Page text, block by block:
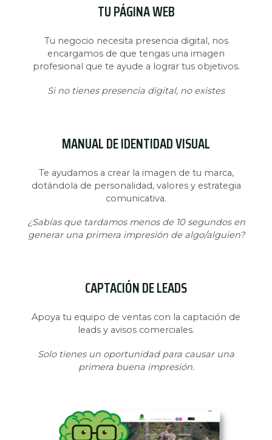
TU PÁGINA WEB
Tu negocio necesita presencia digital, nos
encargamos de que tengas una imagen
profesional que te ayude a lograr tus objetivos.
Si no tienes presencia digital, no existes
MANUAL DE IDENTIDAD VISUAL
Te ayudamos a crear la imagen de tu marca,
dotándola de personalidad, valores y estrategia
comunicativa.
¿Sabías que tardamos menos de 10 segundos en
generar una primera impresión de algo/alguien?
CAPTACIÓN DE LEADS
Apoya tu equipo de ventas con la captación de
leads y avisos comerciales.
Solo tienes un oportunidad para causar una
primera buena impresión.